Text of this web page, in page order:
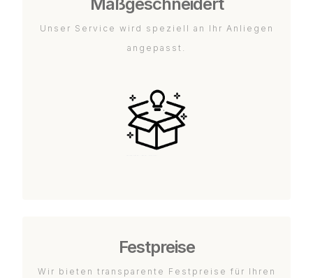
Unser Service wird speziell an Ihr Anliegen
angepasst.
Festpreise
Wir bieten transparente Festpreise für Ihren